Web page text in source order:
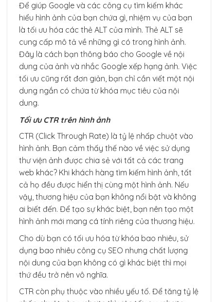
Để giúp Google và các công cụ tìm kiếm khác
hiểu hình ảnh của bạn chứa gì, nhiệm vụ của bạn
là tối ưu hóa các thẻ ALT của mình. Thẻ ALT sẽ
cung cấp mô tả về những gì có trong hình ảnh.
Đây là cách bạn thông báo cho Google về nội
dung của ảnh và nhắc Google xếp hạng ảnh. Việc
tối ưu cũng rất đơn giản, bạn chỉ cần viết một nội
dung ngắn có chứa từ khóa mục tiêu của nội
dung.
Tối ưu CTR trên hình ảnh
CTR (Click Through Rate) là tỷ lệ nhấp chuột vào
hình ảnh. Bạn cảm thấy thế nào về việc sử dụng
thư viện ảnh được chia sẻ với tất cả các trang
web khác? Khi khách hàng tìm kiếm hình ảnh, tất
cả họ đều được hiển thị cùng một hình ảnh. Nếu
vậy, thương hiệu của bạn không nổi bật và không
ai biết đến. Để tạo sự khác biệt, bạn nên tạo một
hình ảnh mới mang cá tính riêng của thương hiệu.
Cho dù bạn có tối ưu hóa từ khóa bao nhiêu, sử
dụng bao nhiêu công cụ SEO nhưng chất lượng
nội dung của bạn không có gì khác biệt thì mọi
thứ đều trở nên vô nghĩa.
CTR còn phụ thuộc vào nhiều yếu tố. Để tăng tỷ lệ